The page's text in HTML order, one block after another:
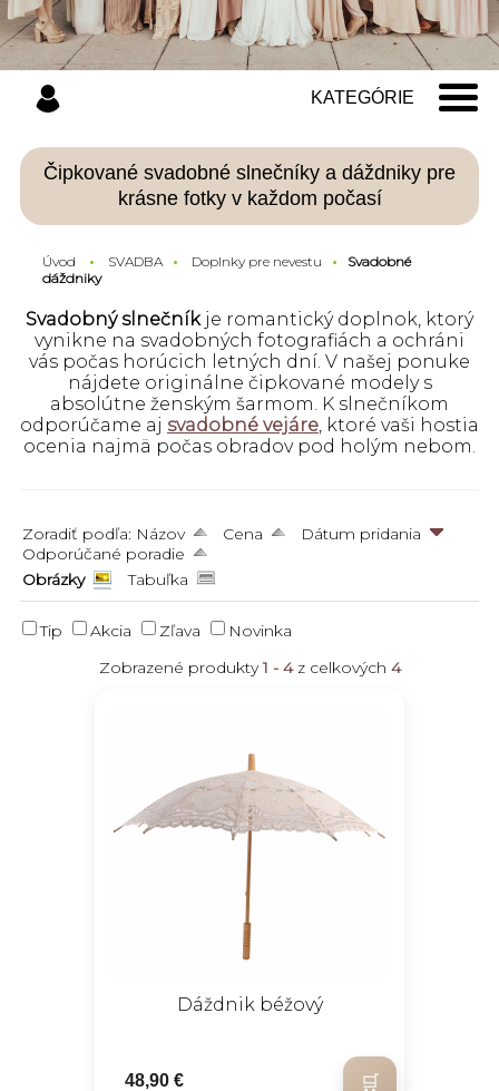
KATEGÓRIE
Čipkované svadobné slnečníky a dáždniky pre
krásne fotky v každom počasí
Úvod SVADBA Doplnky pre nevestu
Svadobné
dáždniky
Svadobný slnečník je romantický doplnok, ktorý
vynikne na svadobných fotografiách a ochráni
vás počas horúcich letných dní. V našej ponuke
nájdete originálne čipkované modely s
absolútne ženským šarmom. K slnečníkom
odporúčame aj svadobné vejáre , ktoré vaši hostia
ocenia najmä počas obradov pod holým nebom.
Zoradiť podľa: Názov Cena
Dátum pridania
Odporúčané poradie
Obrázky
Tabuľka
Tip Akcia Zľava
Novinka
Zobrazené produkty1 - 4z celkových 4
Dáždnik béžový
48,90 €